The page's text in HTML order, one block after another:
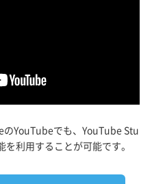
YouTubeでも、YouTube Stu
利用することが可能です。